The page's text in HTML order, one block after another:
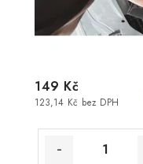
123,14 Kč bez DPH
149 Kč